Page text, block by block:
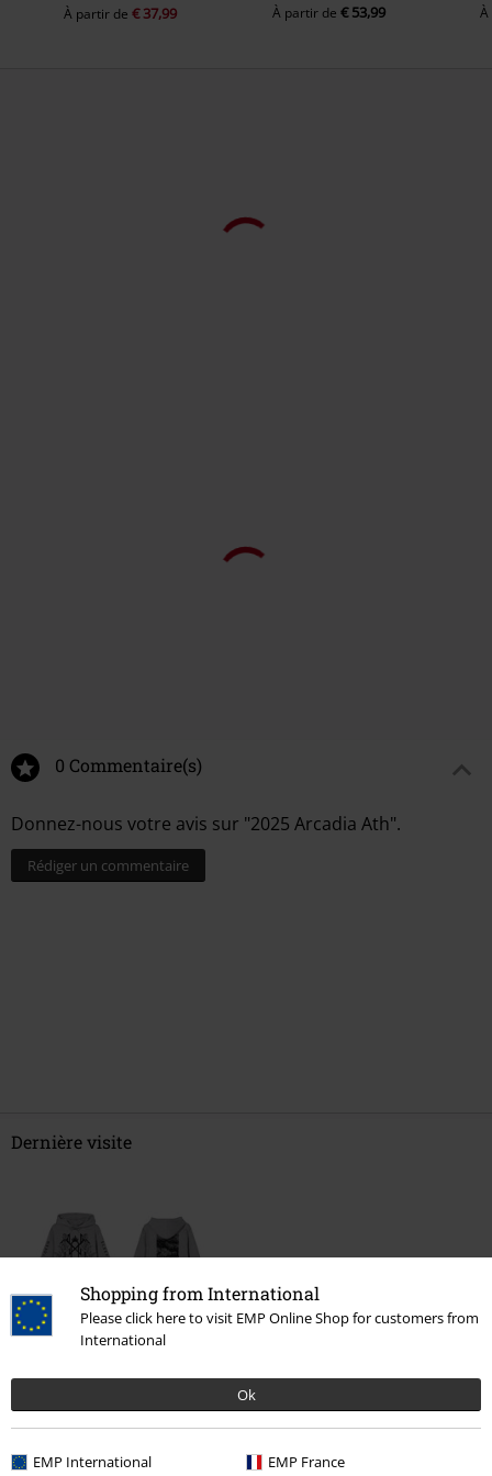
Shopping from International
Please click here to visit EMP Online Shop for customers from
International
Ok
EMP International EMP France
À partir de€ 37,99 À partir de € 53,99
0 Commentaire(s)
Donnez-nous votre avis sur "2025 Arcadia Ath".
Rédiger un commentaire
Dernière visite